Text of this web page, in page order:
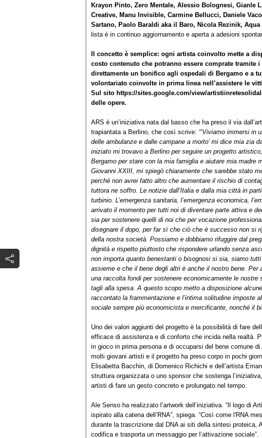
Krayon Pinto, Zero Mentale, Alessio Bolognesi, Gianle
Creative, Manu Invisible, Carmine Bellucci, Daniele
Sartano, Paolo Baraldi aka il Baro, Nicola Rezinik, Aqua
lista è in continuo aggiornamento e aperta a adesioni
Il concetto è semplice: ogni artista coinvolto mette a
costo contenuto che potranno essere comprate tramite
direttamente un bonifico agli ospedali di Bergamo e a
volontariato coinvolte in prima linea nell’assistere le
Sul sito https://sites.google.com/view/
delle opere.
ARS è un’iniziativa nata dal basso che ha preso il via
trapiantata a Berlino, che così scrive: “‘Viviamo immersi in
delle ambulanze e dalle campane a morto’ mi dice mia zia
iniziato mi trovavo a Berlino per seguire un progetto
Bergamo per stare con la mia famiglia e aiutare mia madre
Giovanni XXIII, mi spiegò chiaramente che sarebbe stato
perché non avrei fatto altro che aumentare il rischio di
tuttora ne soffro. Le notizie dall’Italia e dalla mia città in
turbinio. L’emergenza sanitaria, l’emergenza economica,
arrivato il momento per tutti noi di diventare parte attiva e
sia per sostenere quelli di noi che per vocazione
disegnare il dopo, per far sì che ciò che è successo non si
della nostra società. Possiamo e dobbiamo rifuggire dal
dignità e rispetto piuttosto che rispondere urlando senza
non importa quanto benestanti o bisognosi si sia, siamo
assieme e che il bene degli altri è anche il nostro bene. Per
una raccolta fondi per sostenere economicamente le
tagli alla spesa. A questo scopo metto a disposizione
raccontato la frammentazione e l’intima solitudine imposte
sociale sempre più economicista e mercificante, nonché il
Uno dei valori aggiunti del progetto è la possibilità di fare
efficace di assistenza e di conforto che incida nella realtà.
in gioco in prima persona e di occuparsi del bene comune
molti giovani artisti e il progetto ha preso corpo in pochi
Elisabetta Bacchin, di Domenico Richichi e dell’artista
struttura organizzata o uno sponsor che sostenga
artisti di fare un gesto concreto e prolungato nel tempo.
Ale Senso ha realizzato l’artwork dell’iniziativa. “Il logo di
ispirato alla catena dell’RNA”, spiega. “Così come l'RNA
durante la trascrizione dal DNA ai siti della sintesi proteica,
codifica e trasporta un messaggio per l’attivazione sociale”.